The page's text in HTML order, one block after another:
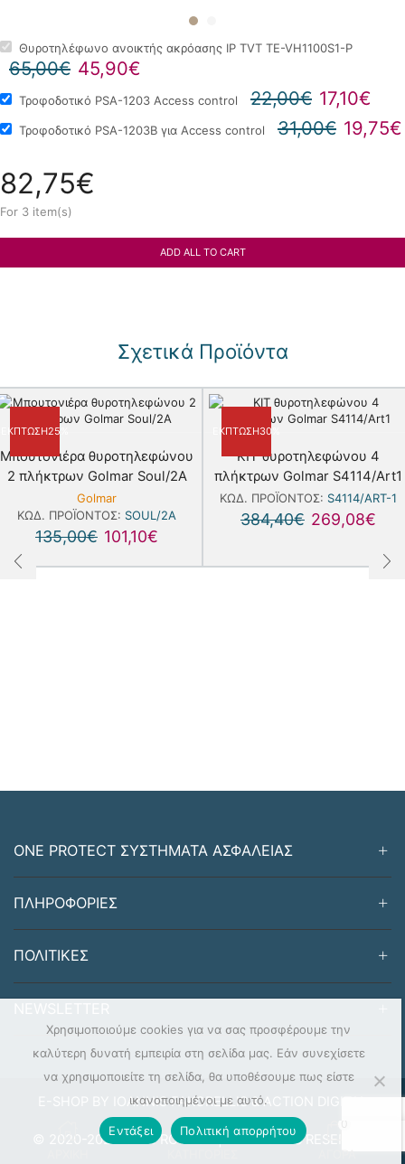
Θυροτηλέφωνο ανοικτής ακρόασης IP TVT TE-VH1100S1-P
65,00€ 45,90€
Τροφοδοτικό PSA-1203 Αccess control 22,00€ 17,10€
Τροφοδοτικό PSA-1203Β για Αccess control 31,00€ 19,75€
82,75€
For 3 item(s)
ADD ALL TO CART
Σχετικά Προϊόντα
ΈΚΠΤΩΣΗ25%
Μπουτονιέρα θυροτηλεφώνου
2 πλήκτρων Golmar Soul/2A
Golmar
ΚΩΔ. ΠΡΟΪΌΝΤΟΣ: SOUL/2A
135,00€ 101,10€
ΈΚΠΤΩΣΗ30%
ΚΙΤ θυροτηλεφώνου 4
πλήκτρων Golmar S4114/Αrt1
ΚΩΔ. ΠΡΟΪΌΝΤΟΣ: S4114/ART-1
384,40€ 269,08€
ONE PROTECT ΣΥΣΤΗΜΑΤΑ ΑΣΦΑΛΕΙΑΣ
ΠΛΗΡΟΦΟΡΙΕΣ
ΠΟΛΙΤΙΚΕΣ
E-SHOP BY IOANNIS FAKORELLIS & ACTION DIGITAL
© 2020-2024 ONEPROTECT | ALL RIGHTS RESERVED
Χρησιμοποιούμε cookies για να σας προσφέρουμε την
καλύτερη δυνατή εμπειρία στη σελίδα μας. Εάν συνεχίσετε
να χρησιμοποιείτε τη σελίδα, θα υποθέσουμε πως είστε
ικανοποιημένοι με αυτό.
Εντάξει Πολιτική απορρήτου